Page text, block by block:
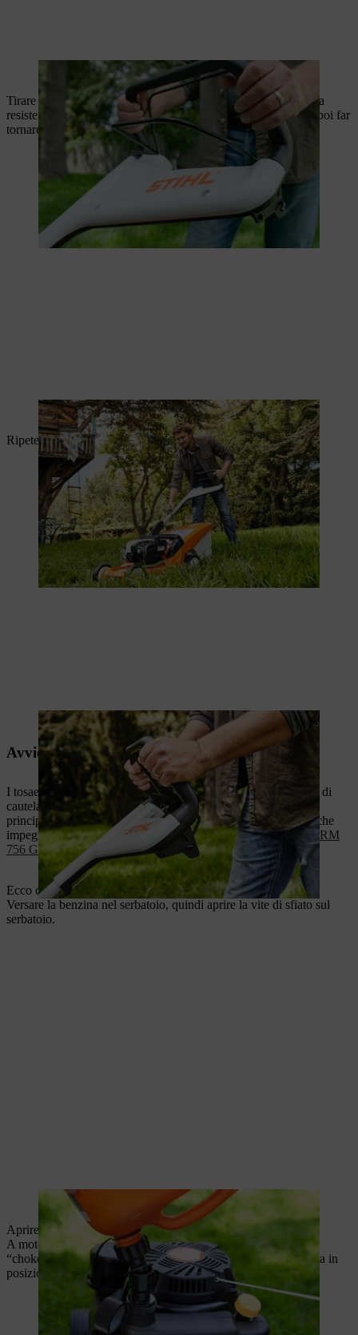
La staffa di arresto motore viene spinta in direzione della stegola.
Tirare lentamente la fune di avviamento verso l'esterno fino alla
resistenza di compressione. Tirare quindi con forza e rapidità, poi far
tornare lentamente la fune.
Per avviare il tosaerba, tirare la fune di avviamento.
Ripetere la procedura fino a quando il motore è in funzione.
Il motore del tosaerba si accende.
Avvio del tosaerba con choke
I tosaerba dotati di choke devono essere avviati con un po' più di
cautela. I tosaerba con choke di STIHL sono disponibili
principalmente in modelli più potenti per applicazioni domestiche
impegnative e nel settore professionale (
STIHL RM 655 YS
RM
756 GS, RM 756 GC ,RM 756 YS,RM 756 YC).
Ecco come iniziare a utilizzare questi modelli:
Versare la benzina nel serbatoio, quindi aprire la vite di sfiato sul
serbatoio.
Per prima cosa, riempire il serbatoio di benzina.
Aprire il rubinetto del carburante.
A motore freddo, portare la leva dell'acceleratore in posizione
“choke”. Con il motore caldo o quando fa caldo, portare la leva in
posizione I.